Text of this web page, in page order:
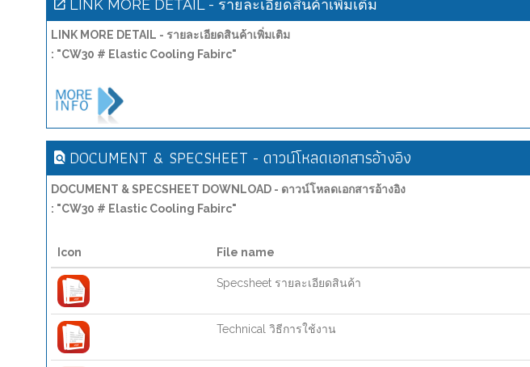
LINK MORE DETAIL - รายละเอียดสินค้าเพิ่มเติม
LINK MORE DETAIL - รายละเอียดสินค้าเพิ่มเติม
: "CW30 # Elastic Cooling Fabirc"
DOCUMENT & SPECSHEET - ดาวน์โหลดเอกสารอ้างอิง
DOCUMENT & SPECSHEET DOWNLOAD - ดาวน์โหลดเอกสารอ้างอิง
: "CW30 # Elastic Cooling Fabirc"
Icon File name
Specsheet รายละเอียดสินค้า
Technical วิธีการใช้งาน